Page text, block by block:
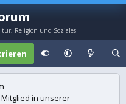
Religion und Soziales
in unserer